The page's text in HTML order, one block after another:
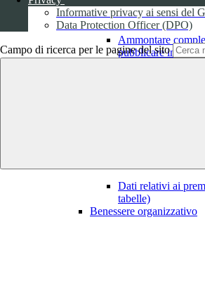
Informative privacy ai sensi del
Data Protection Officer (DPO)
Campo di ricerca per le pagine del sito
Ammontare
pubblicare in
Dati relativi ai
tabelle)
Benessere organizzativo